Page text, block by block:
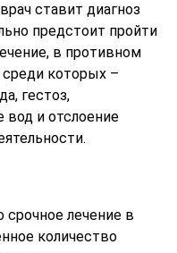
ставит диагноз
предстоит пройти
в противном
которых –
гестоз,
и отслоение
лечение в
количество